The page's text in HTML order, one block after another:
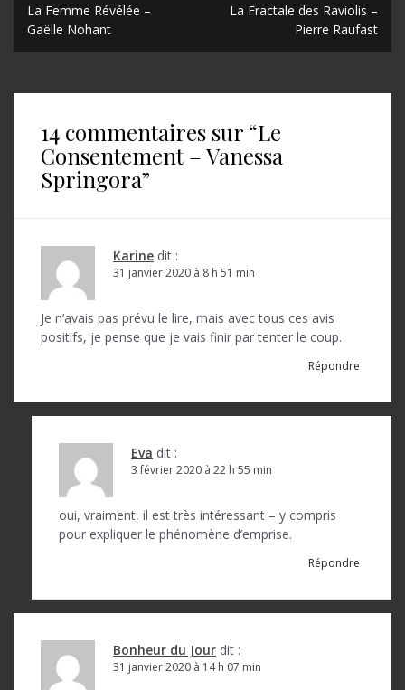
N
a
’
e
La Femme Révélée –
Gaëlle Nohant
La Fractale des Raviolis –
Pierre Raufast
14 commentaires sur “Le
Consentement – Vanessa
Springora”
Karine dit :
31 janvier 2020 à 8 h 51 min
Je n’avais pas prévu le lire, mais avec tous ces avis
positifs, je pense que je vais finir par tenter le coup.
Répondre
Eva dit :
3 février 2020 à 22 h 55 min
oui, vraiment, il est très intéressant – y compris
pour expliquer le phénomène d’emprise.
Répondre
Bonheur du Jour dit :
31 janvier 2020 à 14 h 07 min